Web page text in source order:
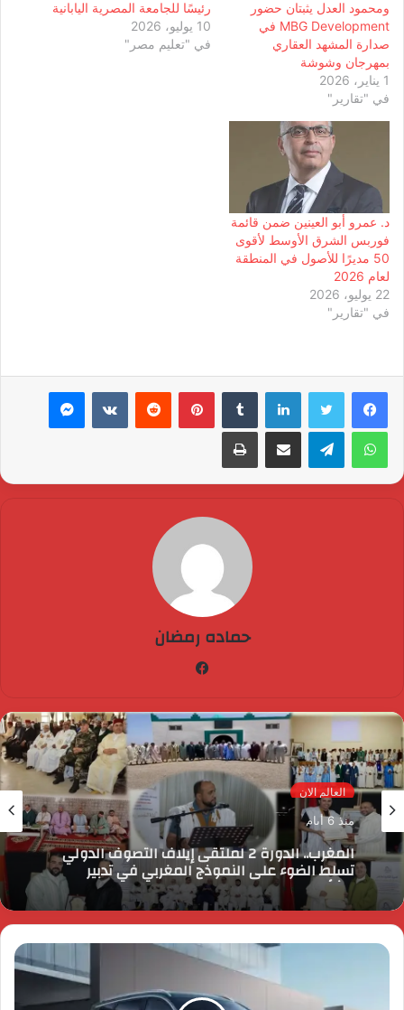
ومحمود العدل يثبتان حضور
MBG Development في
صدارة المشهد العقاري
بمهرجان وشوشة
1 يناير، 2026
في "تقارير"
رئيسًا للجامعة المصرية اليابانية
10 يوليو، 2026
في "تعليم مصر"
د. عمرو أبو العينين ضمن قائمة
فوربس الشرق الأوسط لأقوى
50 مديرًا للأصول في المنطقة
لعام 2026
22 يوليو، 2026
في "تقارير"
لينكدإن بينتيريست ماسنجر
واتساب تيلقرام مشاركة عبر البريد طباعة
حماده رمضان
العالم الان
منذ 6 أيام
المغرب.. الدورة 2 لملتقى إيلاف التصوف الدولي
تسلط الضوء على النموذج المغربي في تدبير
الشأن الديني